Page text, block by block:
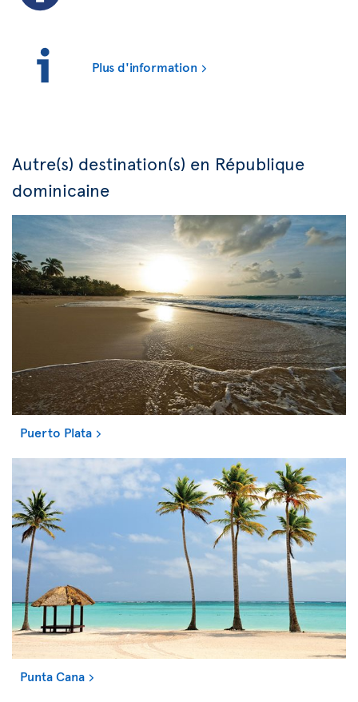
Plus d'information
Autre(s) destination(s) en République
dominicaine
Puerto Plata
Punta Cana